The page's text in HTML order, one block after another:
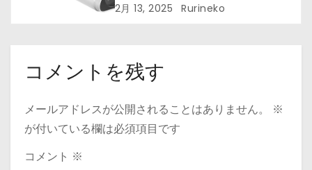
2月 13, 2025 Rurineko
コメントを残す
メールアドレスが公開されることはありません。
※
が付いている欄は必須項目です
コメント ※